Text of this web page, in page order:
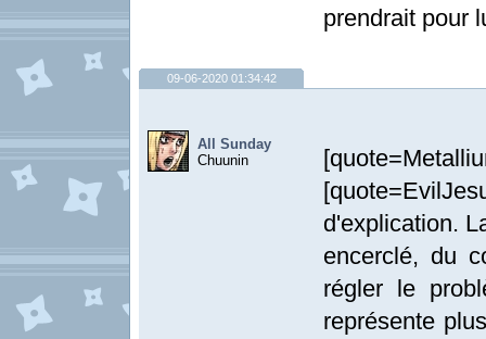
prendrait pour
09-06-2020 01:34:42
All Sunday
Chuunin
d'explication.
encerclé, du
régler le
représente